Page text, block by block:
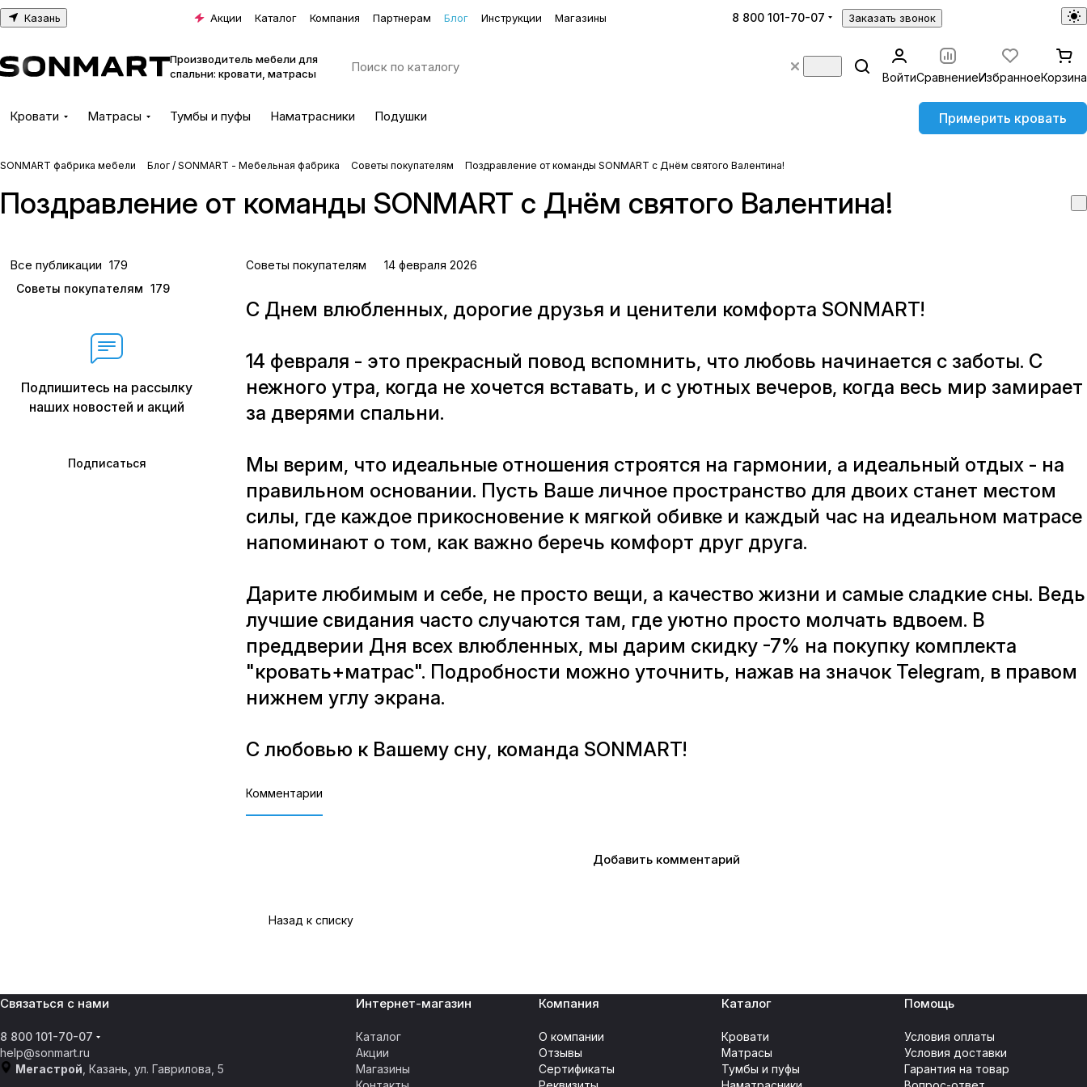
Казань Акции Каталог Компания Партнерам Блог Инструкции Магазины 8 800 101-70-07 Заказать звонок
Производитель мебели для
спальни: кровати, матрасы
ВойтиСравнениеИзбранноеКорзина
Кровати Матрасы Тумбы и пуфы Наматрасники Подушки Примерить кровать
SONMART фабрика мебели Блог / SONMART - Мебельная фабрика Советы покупателям Поздравление от команды SONMART с Днём святого Валентина!
Поздравление от команды SONMART с Днём святого Валентина!
Советы покупателям 14 февраля 2026
С Днем влюбленных, дорогие друзья и ценители комфорта SONMART!
14 февраля - это прекрасный повод вспомнить, что любовь начинается с заботы. С
нежного утра, когда не хочется вставать, и с уютных вечеров, когда весь мир замирает
за дверями спальни.
Мы верим, что идеальные отношения строятся на гармонии, а идеальный отдых - на
правильном основании. Пусть Ваше личное пространство для двоих станет местом
силы, где каждое прикосновение к мягкой обивке и каждый час на идеальном матрасе
напоминают о том, как важно беречь комфорт друг друга.
Дарите любимым и себе, не просто вещи, а качество жизни и самые сладкие сны. Ведь
лучшие свидания часто случаются там, где уютно просто молчать вдвоем. В
преддверии Дня всех влюбленных, мы дарим скидку -7% на покупку комплекта
"кровать+матрас". Подробности можно уточнить, нажав на значок Telegram, в правом
нижнем углу экрана.
С любовью к Вашему сну, команда SONMART!
Комментарии
Добавить комментарий
Назад к списку
Все публикации 179
Советы покупателям 179
Подпишитесь на рассылку
наших новостей и акций
Подписаться
Связаться с нами
8 800 101-70-07
help@sonmart.ru
Мегастрой , Казань, ул. Гаврилова, 5
Интернет-магазин
Каталог
Акции
Магазины
Компания
О компании
Отзывы
Сертификаты
Каталог
Кровати
Матрасы
Тумбы и пуфы
Помощь
Условия оплаты
Условия доставки
Гарантия на товар